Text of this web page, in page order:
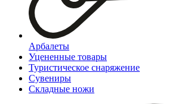
Арбалеты
Уцененные товары
Туристическое снаряжение
Сувениры
Складные ножи